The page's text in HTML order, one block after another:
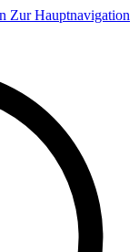
Zur Hauptnavigation